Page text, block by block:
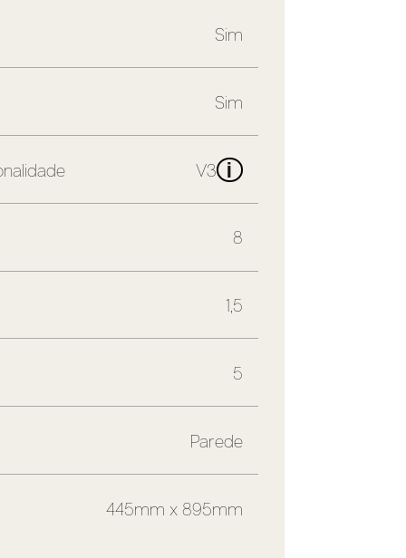
Sim
Sim
V3 i
8
1,5
5
Parede
445mm x 895mm